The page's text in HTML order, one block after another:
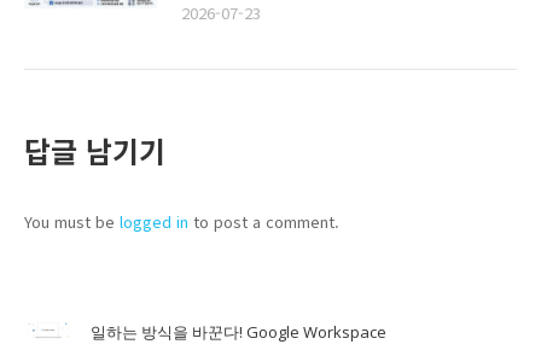
2026-07-23
답글 남기기
You must be logged in to post a comment.
일하는 방식을 바꾼다! Google Workspace